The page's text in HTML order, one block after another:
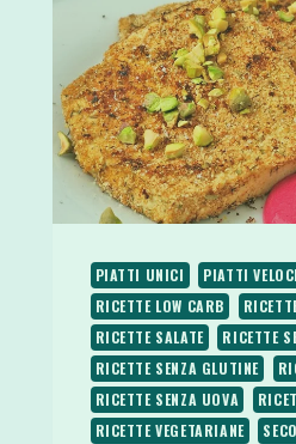
PIATTI UNICI PIATTI VELOCI
RICETTE LOW CARB
RICETTE SALATE
RICETTE
RICETTE SENZA GLUTINE
RICETTE SENZA UOVA
RICETTE VEGETARIANE